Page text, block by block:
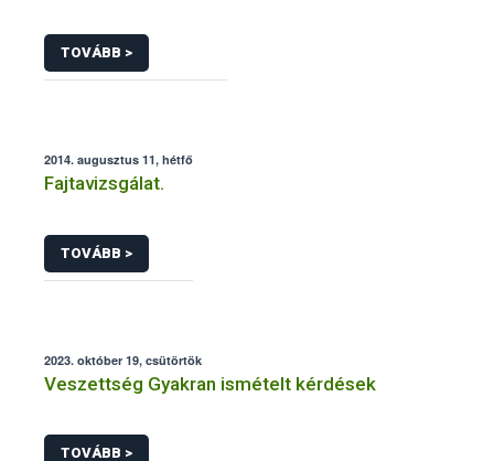
TOVÁBB >
2014. augusztus 11, hétfő
Fajtavizsgálat.
TOVÁBB >
2023. október 19, csütörtök
Veszettség Gyakran ismételt kérdések
TOVÁBB >